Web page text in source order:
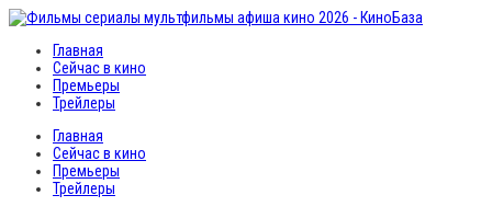
Главная
Сейчас в кино
Премьеры
Трейлеры
Главная
Сейчас в кино
Премьеры
Трейлеры